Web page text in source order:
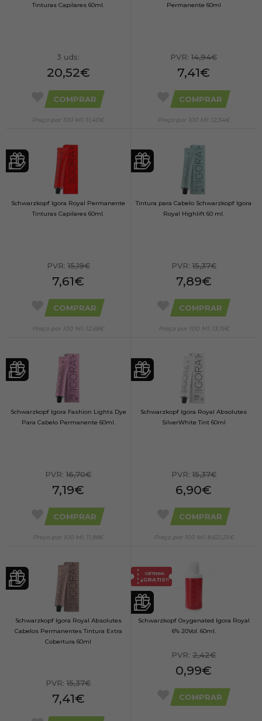
Tinturas Capilares 60ml.
3 uds:
20,52€
COMPRAR
Preço por 100 Ml: 11,40€
Permanente 60ml
PVR: 14,94€
7,41€
COMPRAR
Preço por 100 Ml: 12,34€
Schwarzkopf Igora Royal Permanente
Tinturas Capilares 60ml.
PVR:15,19€
7,61€
COMPRAR
Preço por 100 Ml: 12,68€
Tintura para Cabelo Schwarzkopf Igora
Royal Highlift 60 ml.
PVR:15,37€
7,89€
COMPRAR
Preço por 100 Ml: 13,15€
Schwarzkopf Igora Fashion Lights Dye
Para Cabelo Permanente 60ml.
PVR: 16,70€
7,19€
COMPRAR
Preço por 100 Ml: 11,98€
Schwarzkopf Igora Royal Absolutes
SilverWhite Tint 60ml
PVR:15,37€
6,90€
COMPRAR
Preço por 100 Ml: 8.621,25€
Schwarzkopf Igora Royal Absolutes
Cabelos Permanentes Tintura Extra
Cobertura 60ml
PVR: 15,37€
7,41€
OBTENHA
¡¡GRATIS!!
Schwarzkopf Oxygenated Igora Royal
6% 20Vol. 60ml.
PVR: 2,42€
0,99€
COMPRAR